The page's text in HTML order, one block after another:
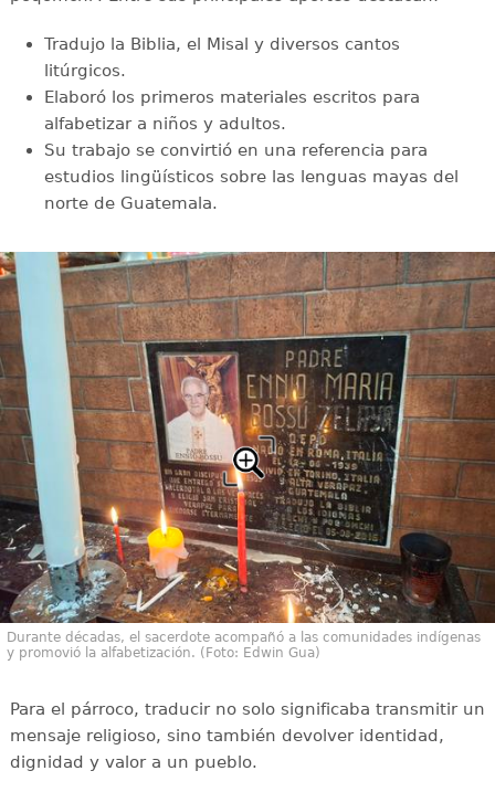
Tradujo la Biblia, el Misal y diversos cantos
litúrgicos.
Elaboró los primeros materiales escritos para
alfabetizar a niños y adultos.
Su trabajo se convirtió en una referencia para
estudios lingüísticos sobre las lenguas mayas del
norte de Guatemala.
Durante décadas, el sacerdote acompañó a las comunidades indígenas
y promovió la alfabetización. (Foto: Edwin Gua)
Para el párroco, traducir no solo significaba transmitir un
mensaje religioso, sino también devolver identidad,
dignidad y valor a un pueblo.